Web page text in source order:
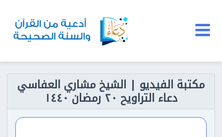
مكتبة الفيديو | الشيخ مشاري العفاسي
دعاء التراويح ٢٠ رمضان ١٤٤٠